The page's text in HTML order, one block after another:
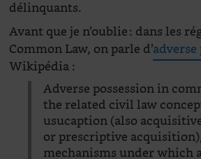
délinquants.
Avant que je n’oublie : dans les
Common Law, on parle d’
Wikipédia :
Adverse possession in
the related civil law
usucaption (also
or prescriptive
mechanisms under which